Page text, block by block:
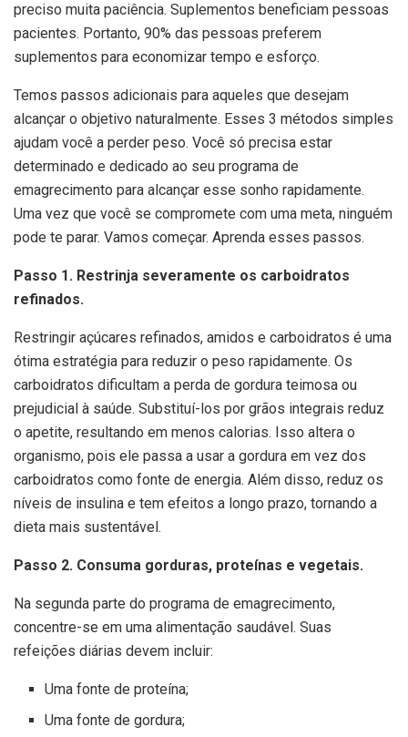
preciso muita paciência. Suplementos beneficiam pessoas
pacientes. Portanto, 90% das pessoas preferem
suplementos para economizar tempo e esforço.
Temos passos adicionais para aqueles que desejam
alcançar o objetivo naturalmente. Esses 3 métodos simples
ajudam você a perder peso. Você só precisa estar
determinado e dedicado ao seu programa de
emagrecimento para alcançar esse sonho rapidamente.
Uma vez que você se compromete com uma meta, ninguém
pode te parar. Vamos começar. Aprenda esses passos.
Passo 1. Restrinja severamente os carboidratos
refinados.
Restringir açúcares refinados, amidos e carboidratos é uma
ótima estratégia para reduzir o peso rapidamente. Os
carboidratos dificultam a perda de gordura teimosa ou
prejudicial à saúde. Substituí-los por grãos integrais reduz
o apetite, resultando em menos calorias. Isso altera o
organismo, pois ele passa a usar a gordura em vez dos
carboidratos como fonte de energia. Além disso, reduz os
níveis de insulina e tem efeitos a longo prazo, tornando a
dieta mais sustentável.
Passo 2. Consuma gorduras, proteínas e vegetais.
Na segunda parte do programa de emagrecimento,
concentre-se em uma alimentação saudável. Suas
refeições diárias devem incluir:
Uma fonte de proteína;
Uma fonte de gordura;